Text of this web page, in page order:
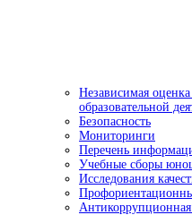
Независимая оценка
образовательной
Безопасность
Мониторинги
Перечень
Учебные сборы
Исследования
Антикоррупционная